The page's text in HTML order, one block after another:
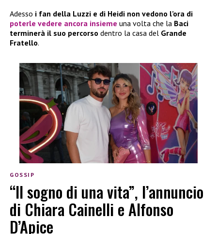
Adesso i fan della Luzzi e di Heidi non vedono l’ora di
poterle vedere ancora insieme una volta che la Baci
terminerà il suo percorso dentro la casa del Grande
Fratello.
GOSSIP
“Il sogno di una vita”, l’annuncio
di Chiara Cainelli e Alfonso
D’Apice